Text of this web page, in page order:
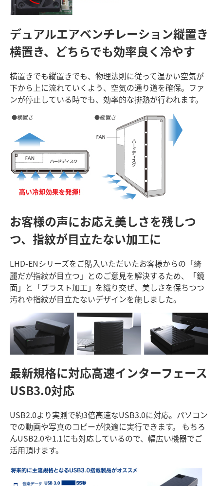
デュアルエアベンチレーション縦置き
横置き、どちらでも効率良く冷やす
横置きでも縦置きでも、物理法則に従って温かい空気が
下から上に流れていくよう、空気の通り道を確保。ファ
ンが停止している時でも、効率的な排熱が行われます。
お客様の声にお応え美しさを残しつ
つ、指紋が目立たない加工に
LHD-ENシリーズをご購入いただいたお客様からの「綺
麗だが指紋が目立つ」とのご意見を解決するため、「鏡
面」と「ブラスト加工」を織り交ぜ、美しさを保ちつつ
汚れや指紋が目立たないデザインを施しました。
最新規格に対応高速インターフェース
USB3.0対応
USB2.0より実測で約3倍高速なUSB3.0に対応。パソコン
での動画や写真のコピーが快適に実行できます。 もちろ
んUSB2.0や1.1にも対応しているので、幅広い機器でご
活用頂けます。